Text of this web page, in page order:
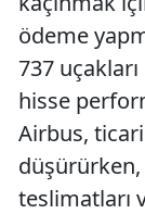
ödeme
737
hisse
Airbus,
düşürürken,
teslimatları